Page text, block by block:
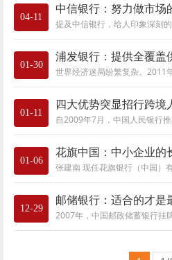
04-11
中信银行：努力做市场
01-30
浦发银行：提供全覆盖
01-11
四大优势突显招行跨境
01-06
花旗中国：中小企业的
12-29
邮储银行：适合的才是